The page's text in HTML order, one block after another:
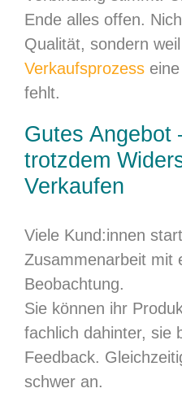
Ende alles offen.
Qualität, sondern
Verkaufsprozess
fehlt.
Gutes Angebot
trotzdem
Verkaufen
Viele Kund:innen
Zusammenarbeit mit
Beobachtung.
Sie können ihr
fachlich dahinter, sie
Feedback.
schwer an.